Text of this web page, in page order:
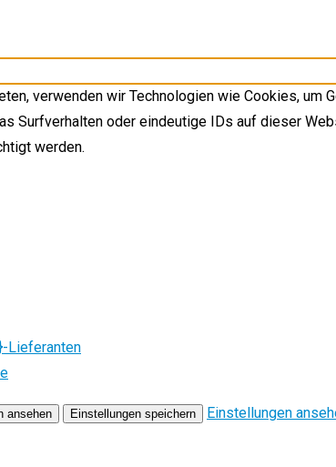
verwenden wir Technologien wie Cookies,
Surfverhalten oder eindeutige IDs auf dieser
werden.
Lieferanten
ansehen Einstellungen speichern Einstellungen